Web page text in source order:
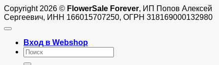
Copyright 2026 © FlowerSale Forever, ИП Попов Алексей
Сергеевич, ИНН 166015707250, ОГРН 318169000132980
Вход в Webshop
Искать: